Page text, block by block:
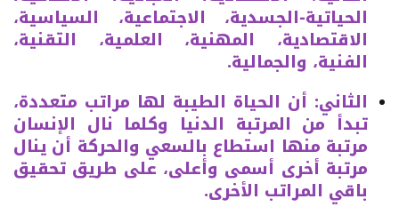
الحياتية-الجسدية، الاجتماعية، السياسية،
الاقتصادية، المهنية، العلمية، التقنية،
الفنية، والجمالية.
الثاني: أن الحياة الطيبة لها مراتب متعددة،
تبدأ من المرتبة الدنيا وكلما نال الإنسان
مرتبة منها استطاع بالسعي والحركة أن ينال
مرتبة أخرى أسمى وأعلى، على طريق تحقيق
باقي المراتب الأخرى.